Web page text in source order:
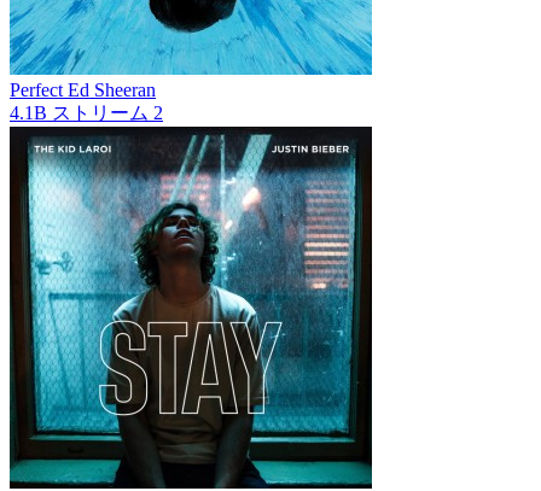
Perfect Ed Sheeran
4.1B ストリーム 2